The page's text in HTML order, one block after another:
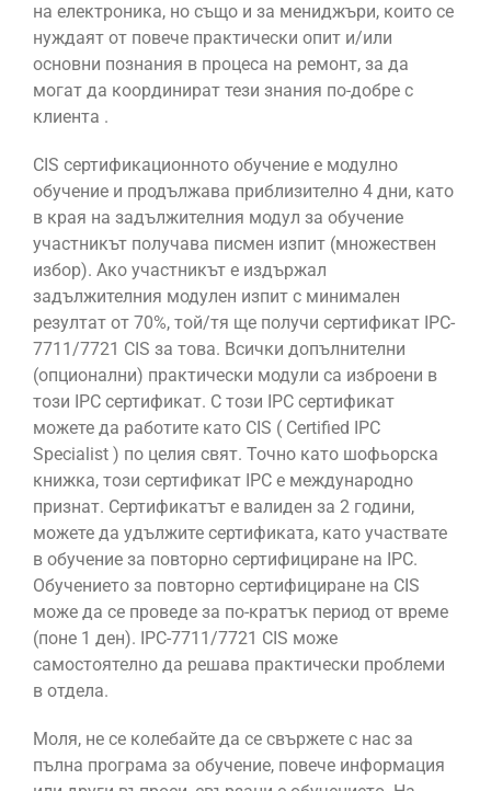
на електроника, но също и за мениджъри, които се
нуждаят от повече практически опит и/или
основни познания в процеса на ремонт, за да
могат да координират тези знания по-добре с
клиента .
CIS сертификационното обучение е модулно
обучение и продължава приблизително 4 дни, като
в края на задължителния модул за обучение
участникът получава писмен изпит (множествен
избор). Ако участникът е издържал
задължителния модулен изпит с минимален
резултат от 70%, той/тя ще получи сертификат IPC-
7711/7721 CIS за това. Всички допълнителни
(опционални) практически модули са изброени в
този IPC сертификат. С този IPC сертификат
можете да работите като CIS ( Certified IPC
Specialist ) по целия свят. Точно като шофьорска
книжка, този сертификат IPC е международно
признат. Сертификатът е валиден за 2 години,
можете да удължите сертификата, като участвате
в обучение за повторно сертифициране на IPC.
Обучението за повторно сертифициране на CIS
може да се проведе за по-кратък период от време
(поне 1 ден). IPC-7711/7721 CIS може
самостоятелно да решава практически проблеми
в отдела.
Моля, не се колебайте да се свържете с нас за
пълна програма за обучение, повече информация